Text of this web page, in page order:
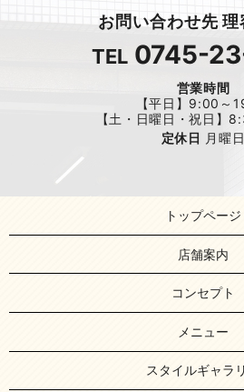
お問い合わせ先
TEL 0745-
営業時間
【平日】9:00～
【土・日曜日・祝日】
定休日 月曜日
トップページ
店舗案内
コンセプト
メニュー
スタイルギャラ